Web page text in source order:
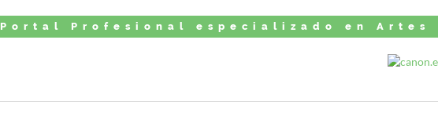
Portal Profesional especializado en Artes